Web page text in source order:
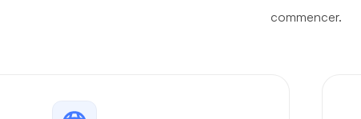
commencer.